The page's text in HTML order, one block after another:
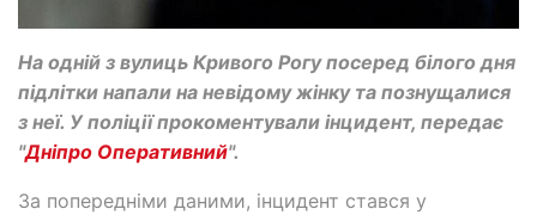
На одній з вулиць Кривого Рогу посеред білого дня
підлітки напали на невідому жінку та познущалися
з неї. У поліції прокоментували інцидент, передає
"Дніпро Оперативний".
За попередніми даними, інцидент стався у